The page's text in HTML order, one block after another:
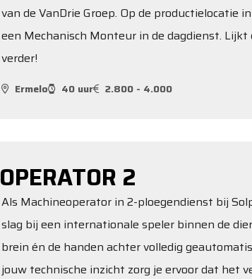
van de VanDrie Groep. Op de productielocatie
een Mechanisch Monteur in de dagdienst.
verder!
Ermelo 40 uur 2.800 - 4.000
OPERATOR 2
Als Machineoperator in 2-ploegendienst bij
slag bij een internationale speler binnen de
brein én de handen achter volledig
jouw technische inzicht zorg je ervoor dat het